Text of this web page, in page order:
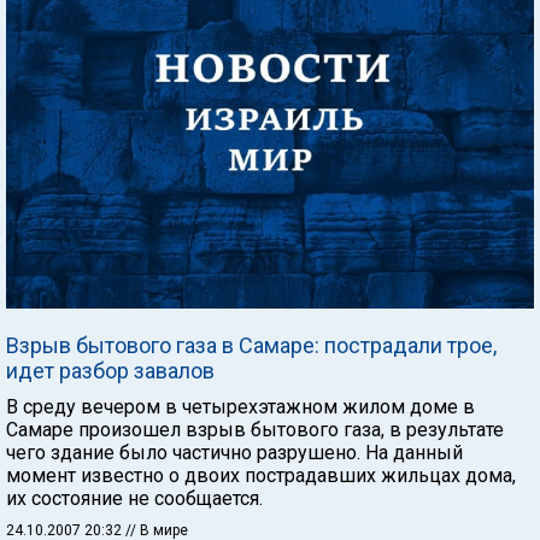
Взрыв бытового газа в Самаре: пострадали трое,
идет разбор завалов
В среду вечером в четырехэтажном жилом доме в
Самаре произошел взрыв бытового газа, в результате
чего здание было частично разрушено. На данный
момент известно о двоих пострадавших жильцах дома,
их состояние не сообщается.
24.10.2007 20:32 // В мире